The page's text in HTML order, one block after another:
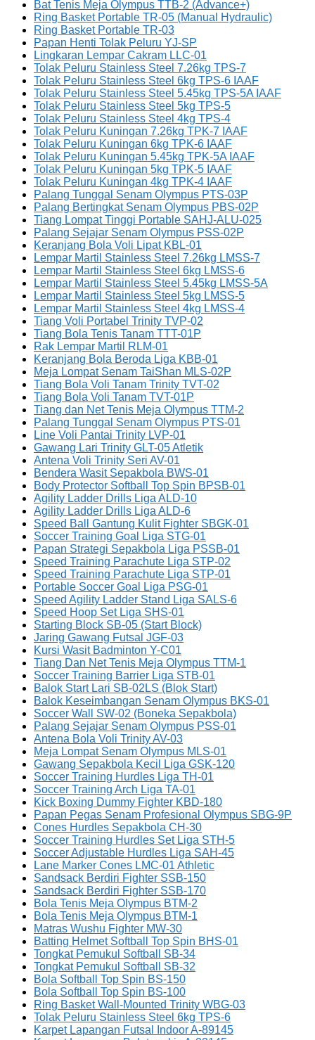
Bat Tenis Meja Olympus TTB-2 (Advance+)
Ring Basket Portable TR-05 (Manual Hydraulic)
Ring Basket Portable TR-03
Papan Henti Tolak Peluru YJ-SP
Lingkaran Lempar Cakram LLC-01
Tolak Peluru Stainless Steel 7.26kg TPS-7
Tolak Peluru Stainless Steel 6kg TPS-6 IAAF
Tolak Peluru Stainless Steel 5.45kg TPS-5A IAAF
Tolak Peluru Stainless Steel 5kg TPS-5
Tolak Peluru Stainless Steel 4kg TPS-4
Tolak Peluru Kuningan 7.26kg TPK-7 IAAF
Tolak Peluru Kuningan 6kg TPK-6 IAAF
Tolak Peluru Kuningan 5.45kg TPK-5A IAAF
Tolak Peluru Kuningan 5kg TPK-5 IAAF
Tolak Peluru Kuningan 4kg TPK-4 IAAF
Palang Tunggal Senam Olympus PTS-03P
Palang Bertingkat Senam Olympus PBS-02P
Tiang Lompat Tinggi Portable SAHJ-ALU-025
Palang Sejajar Senam Olympus PSS-02P
Keranjang Bola Voli Lipat KBL-01
Lempar Martil Stainless Steel 7.26kg LMSS-7
Lempar Martil Stainless Steel 6kg LMSS-6
Lempar Martil Stainless Steel 5.45kg LMSS-5A
Lempar Martil Stainless Steel 5kg LMSS-5
Lempar Martil Stainless Steel 4kg LMSS-4
Tiang Voli Portabel Trinity TVP-02
Tiang Bola Tenis Tanam TTT-01P
Rak Lempar Martil RLM-01
Keranjang Bola Beroda Liga KBB-01
Meja Lompat Senam TaiShan MLS-02P
Tiang Bola Voli Tanam Trinity TVT-02
Tiang Bola Voli Tanam TVT-01P
Tiang dan Net Tenis Meja Olympus TTM-2
Palang Tunggal Senam Olympus PTS-01
Line Voli Pantai Trinity LVP-01
Gawang Lari Trinity GLT-05 Atletik
Antena Voli Trinity Seri AV-01
Bendera Wasit Sepakbola BWS-01
Body Protector Softball Top Spin BPSB-01
Agility Ladder Drills Liga ALD-10
Agility Ladder Drills Liga ALD-6
Speed Ball Gantung Kulit Fighter SBGK-01
Soccer Training Goal Liga STG-01
Papan Strategi Sepakbola Liga PSSB-01
Speed Training Parachute Liga STP-02
Speed Training Parachute Liga STP-01
Portable Soccer Goal Liga PSG-01
Speed Agility Ladder Stand Liga SALS-6
Speed Hoop Set Liga SHS-01
Starting Block SB-05 (Start Block)
Jaring Gawang Futsal JGF-03
Kursi Wasit Badminton Y-C01
Tiang Dan Net Tenis Meja Olympus TTM-1
Soccer Training Barrier Liga STB-01
Balok Start Lari SB-02LS (Blok Start)
Balok Keseimbangan Senam Olympus BKS-01
Soccer Wall SW-02 (Boneka Sepakbola)
Palang Sejajar Senam Olympus PSS-01
Antena Bola Voli Trinity AV-03
Meja Lompat Senam Olympus MLS-01
Gawang Sepakbola Kecil Liga GSK-120
Soccer Training Hurdles Liga TH-01
Soccer Training Arch Liga TA-01
Kick Boxing Dummy Fighter KBD-180
Papan Pegas Senam Profesional Olympus SBG-9P
Cones Hurdles Sepakbola CH-30
Soccer Training Hurdles Set Liga STH-5
Soccer Adjustable Hurdles Liga SAH-45
Lane Marker Cones LMC-01 Athletic
Sandsack Berdiri Fighter SSB-150
Sandsack Berdiri Fighter SSB-170
Bola Tenis Meja Olympus BTM-2
Bola Tenis Meja Olympus BTM-1
Matras Wushu Fighter MW-30
Batting Helmet Softball Top Spin BHS-01
Tongkat Pemukul Softball SB-34
Tongkat Pemukul Softball SB-32
Bola Softball Top Spin BS-150
Bola Softball Top Spin BS-100
Ring Basket Wall-Mounted Trinity WBG-03
Tolak Peluru Stainless Steel 6kg TPS-6
Karpet Lapangan Futsal Indoor A-89145